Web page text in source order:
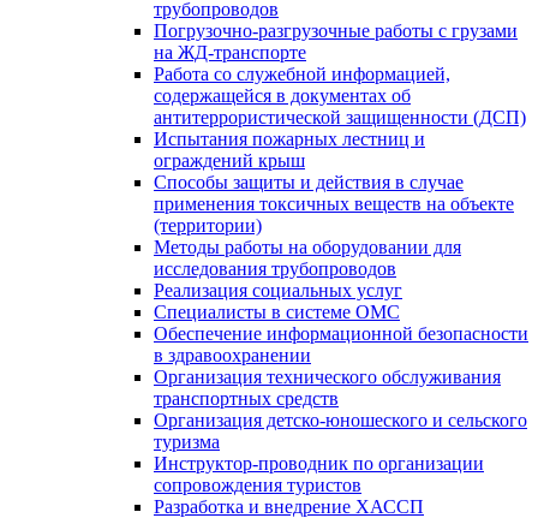
трубопроводов
Погрузочно-разгрузочные работы с грузами
на ЖД-транспорте
Работа со служебной информацией,
содержащейся в документах об
антитеррористической защищенности (ДСП)
Испытания пожарных лестниц и
ограждений крыш
Способы защиты и действия в случае
применения токсичных веществ на объекте
(территории)
Методы работы на оборудовании для
исследования трубопроводов
Реализация социальных услуг
Специалисты в системе ОМС
Обеспечение информационной безопасности
в здравоохранении
Организация технического обслуживания
транспортных средств
Организация детско-юношеского и сельского
туризма
Инструктор-проводник по организации
сопровождения туристов
Разработка и внедрение ХАССП